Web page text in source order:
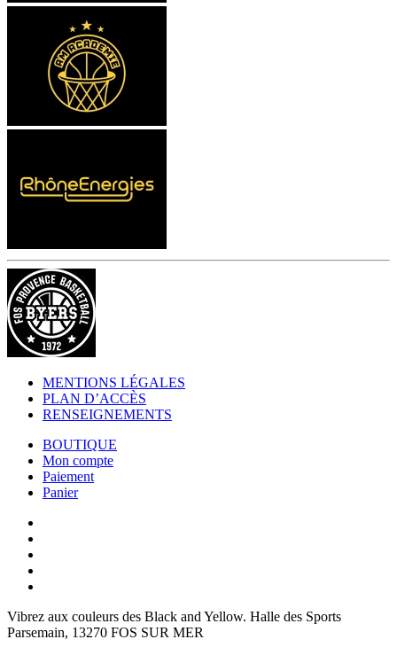
MENTIONS LÉGALES
PLAN D’ACCÈS
RENSEIGNEMENTS
BOUTIQUE
Mon compte
Paiement
Panier
Vibrez aux couleurs des Black and Yellow. Halle des Sports
Parsemain, 13270 FOS SUR MER